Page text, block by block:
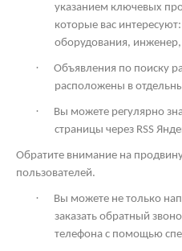
указанием ключевых
которые вас
оборудования, инженер,
·
Объявления по поиску
расположены в
·
Вы можете регулярно
страницы через RSS
Обратите внимание на
пользователей.
·
Вы можете не только
заказать обратный
телефона с помощью